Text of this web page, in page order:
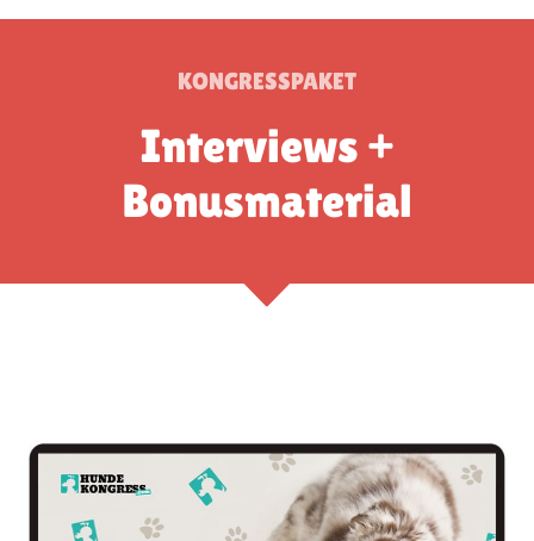
KONGRESSPAKET
Interviews +
Bonusmaterial